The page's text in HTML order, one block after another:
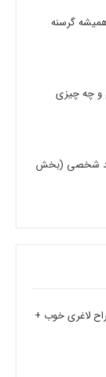
گرسنه
و چه چیزی
شخصی (بخش
یک جراح لاغری خوب +